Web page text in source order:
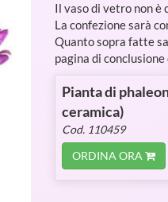
Il vaso di vetro non è
La confezione sarà
Quanto sopra fatte
pagina di
Pianta di
ceramica)
Cod. 110459
ORDINA ORA